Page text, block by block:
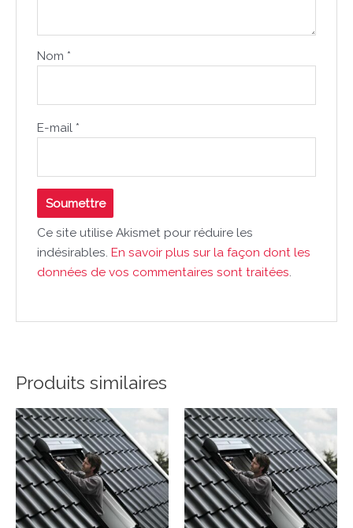
Nom *
E-mail *
Ce site utilise Akismet pour réduire les
indésirables. En savoir plus sur la façon dont les
données de vos commentaires sont traitées
Produits similaires